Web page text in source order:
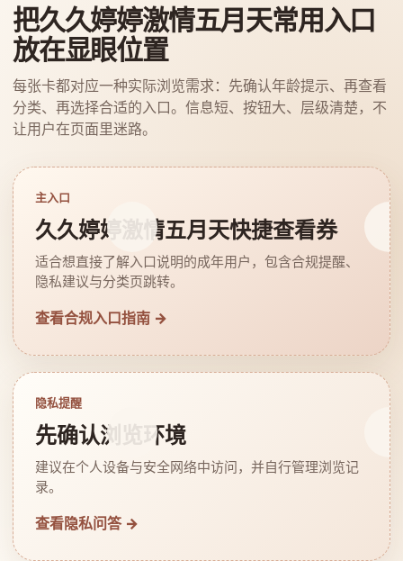
把久久婷婷激情五月天常用入口
放在显眼位置
每张卡都对应一种实际浏览需求：先确认年龄提示、再查看
分类、再选择合适的入口。信息短、按钮大、层级清楚，不
让用户在页面里迷路。
主入口
久久婷婷激情五月天快捷查看券
适合想直接了解入口说明的成年用户，包含合规提醒、
隐私建议与分类页跳转。
查看合规入口指南 →
隐私提醒
先确认浏览环境
建议在个人设备与安全网络中访问，并自行管理浏览记
录。
查看隐私问答 →